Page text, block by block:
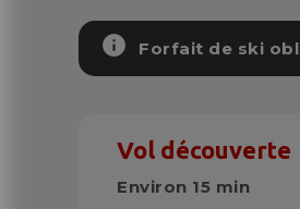
info Forfait de ski
Vol découverte
Environ 15 min